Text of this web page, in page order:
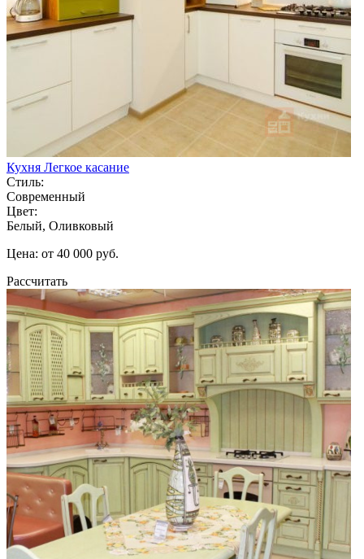
Кухня Легкое касание
Стиль:
Современный
Цвет:
Белый, Оливковый
Цена: от 40 000 руб.
Рассчитать